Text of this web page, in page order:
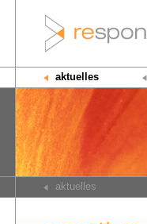
aktuelles
aktuelles